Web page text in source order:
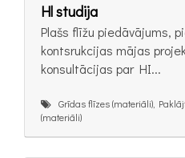
Hl studija
Plašs flīžu piedāvājums,
kontsrukcijas mājas
konsultācijas par HI...
Grīdas flīzes (materiāli),
(materiāli)